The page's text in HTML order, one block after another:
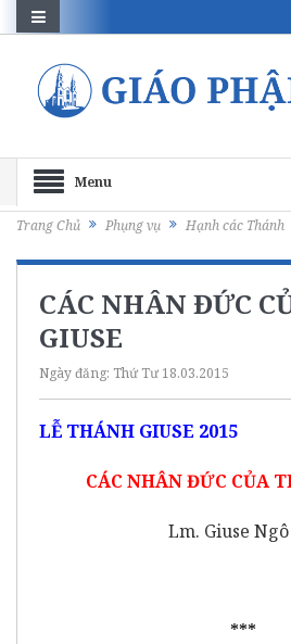
Menu
Trang Chủ Phụng vụ Hạnh các Thánh
CÁC NHÂN ĐỨC
GIUSE
Ngày đăng: Thứ Tư 18.03.2015
LỄ THÁNH GIUSE 2015
CÁC NHÂN ĐỨC CỦA
Lm. Giuse
***